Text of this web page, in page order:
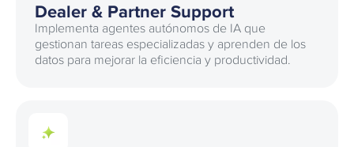
Dealer & Partner Support
Implementa agentes autónomos de IA que
gestionan tareas especializadas y aprenden de los
datos para mejorar la eficiencia y productividad.